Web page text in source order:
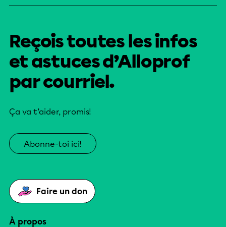
Reçois toutes les infos
et astuces d’Alloprof
par courriel.
Ça va t’aider, promis!
Abonne-toi ici!
Faire un don
À propos